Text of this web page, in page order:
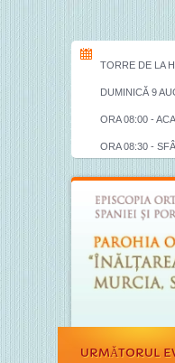
TORRE DE LA
DUMINICĂ 9
ORA 08:00 -
ORA 08:30 -
URMĂTORUL